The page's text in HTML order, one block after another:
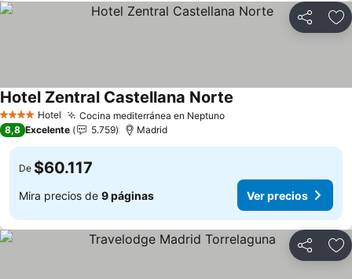
Compartir
4 EstrellasHotel Cocina mediterránea en Neptuno
Hotel Zentral Castellana Norte
8,8 Excelente 5.759 Madrid
De $60.117
Mira precios de 9 páginas Ver precios
Compartir